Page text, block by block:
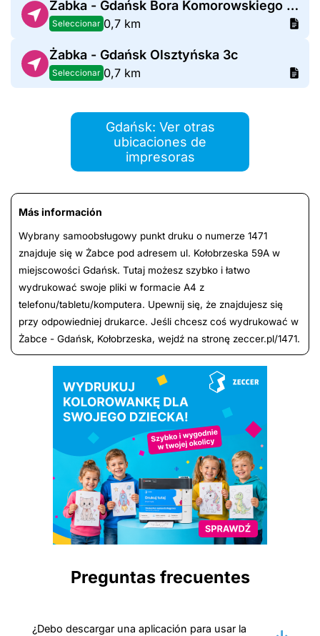
Żabka - Gdańsk Bora Komorowskiego 39
Seleccionar 0,7 km
Żabka - Gdańsk Olsztyńska 3c
Seleccionar 0,7 km
Gdańsk: Ver otras
ubicaciones de
impresoras
Más información
Wybrany samoobsługowy punkt druku o numerze 1471
znajduje się w Żabce pod adresem ul. Kołobrzeska 59A w
miejscowości Gdańsk. Tutaj możesz szybko i łatwo
wydrukować swoje pliki w formacie A4 z
telefonu/tabletu/komputera. Upewnij się, że znajdujesz się
przy odpowiedniej drukarce. Jeśli chcesz coś wydrukować w
Żabce - Gdańsk, Kołobrzeska, wejdź na stronę zeccer.pl/1471.
Preguntas frecuentes
¿Debo descargar una aplicación para usar la